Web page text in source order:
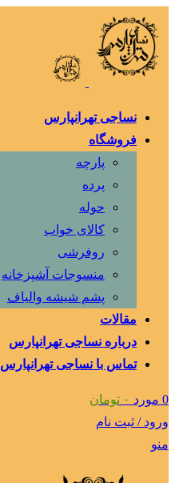
نساجی تهرانپارس
فروشگاه
پارچه
پرده
حوله
کالای خواب
روفرشی
منسوجات آشپزخانه
پشم شیشه والیاف
مقالات
درباره نساجی تهرانپارس
تماس با نساجی تهرانپارس
0 مورد ۰ تومان
ورود / ثبت نام
منو